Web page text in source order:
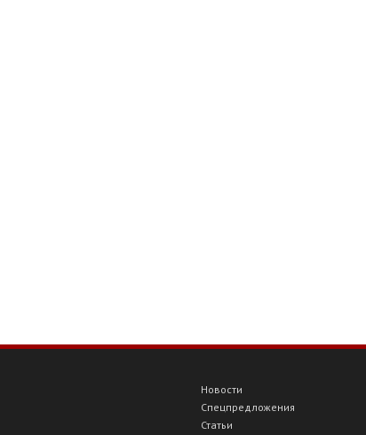
Новости
Спецпредложения
Статьи